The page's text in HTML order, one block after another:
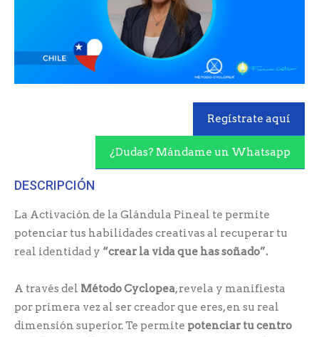
Regístrate aquí
¿Dudas? Mándame un Whatsapp
DESCRIPCIÓN
La Activación de la Glándula Pineal te permite
potenciar tus habilidades creativas al recuperar tu
real identidad y “crear la vida que has soñado”.
A través del Método Cyclopea, revela y manifiesta
por primera vez al ser creador que eres, en su real
dimensión superior. Te permite potenciar tu centro